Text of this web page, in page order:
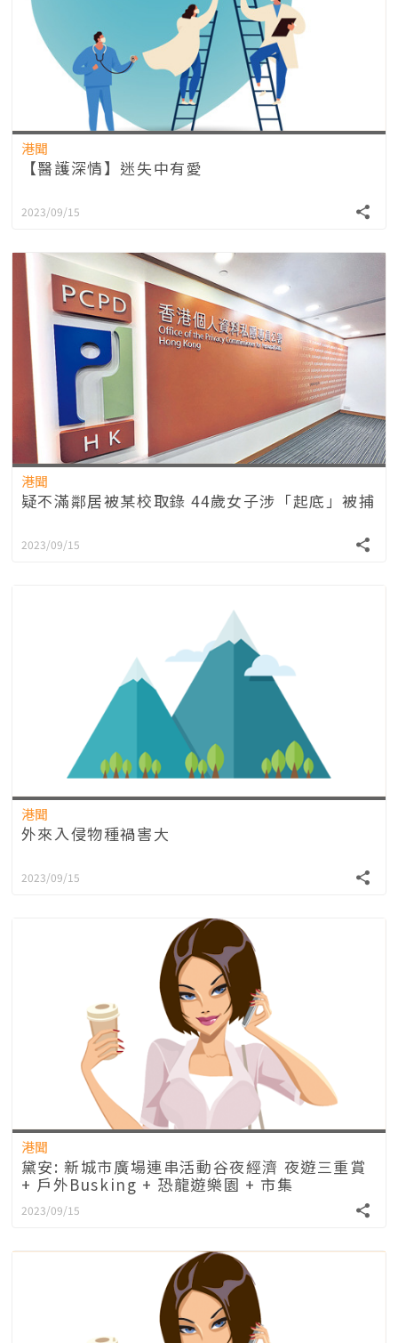
港聞
【醫護深情】迷失中有愛
2023/09/15
港聞
疑不滿鄰居被某校取錄 44歲女子涉「起底」被捕
2023/09/15
港聞
外來入侵物種禍害大
2023/09/15
港聞
黛安: 新城市廣場連串活動谷夜經濟 夜遊三重賞
+ 戶外Busking + 恐龍遊樂園 + 市集
2023/09/15